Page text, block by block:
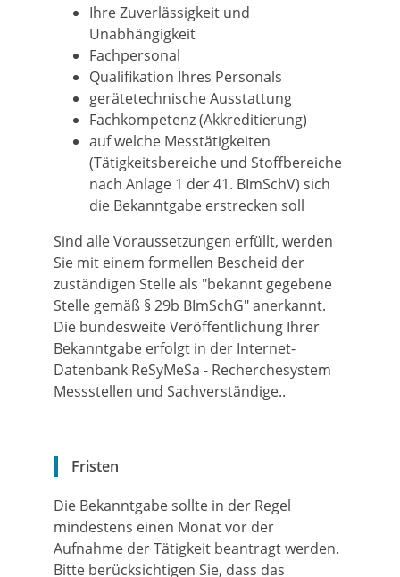
Ihre Zuverlässigkeit und
Unabhängigkeit
Fachpersonal
Qualifikation Ihres Personals
gerätetechnische Ausstattung
Fachkompetenz (Akkreditierung)
auf welche Messtätigkeiten
(Tätigkeitsbereiche und Stoffbereiche
nach Anlage 1 der 41. BImSchV) sich
die Bekanntgabe erstrecken soll
Sind alle Voraussetzungen erfüllt, werden
Sie mit einem formellen Bescheid der
zuständigen Stelle als "bekannt gegebene
Stelle gemäß § 29b BImSchG" anerkannt.
Die bundesweite Veröffentlichung Ihrer
Bekanntgabe erfolgt in der Internet-
Datenbank ReSyMeSa - Recherchesystem
Messstellen und Sachverständige..
Fristen
Die Bekanntgabe sollte in der Regel
mindestens einen Monat vor der
Aufnahme der Tätigkeit beantragt werden.
Bitte berücksichtigen Sie, dass das